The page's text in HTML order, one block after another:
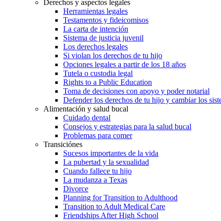
Derechos y aspectos legales
Herramientas legales
Testamentos y fideicomisos
La carta de intención
Sistema de justicia juvenil
Los derechos legales
Si violan los derechos de tu hijo
Opciones legales a partir de los 18 años
Tutela o custodia legal
Rights to a Public Education
Toma de decisiones con apoyo y poder notarial
Defender los derechos de tu hijo y cambiar los
Alimentación y salud bucal
Cuidado dental
Consejos y estrategias para la salud bucal
Problemas para comer
Transiciónes
Sucesos importantes de la vida
La pubertad y la sexualidad
Cuando fallece tu hijo
La mudanza a Texas
Divorce
Planning for Transition to Adulthood
Transition to Adult Medical Care
Friendships After High School